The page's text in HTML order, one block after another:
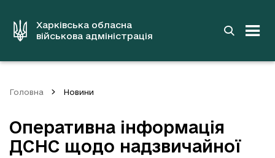
вмістуХарківська обласна
військова адміністрація
Головна Новини
Оперативна інформація
ДСНС щодо надзвичайної